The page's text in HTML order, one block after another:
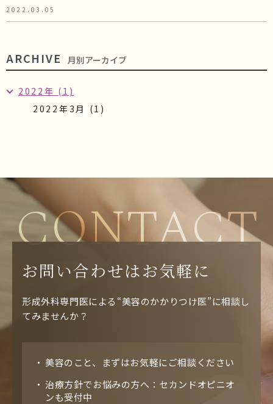
2022.03.05
ARCHIVE 月別アーカイブ
2022年 (1)
2022年3月 (1)
CONTACT
お問い合わせはお気軽に
形成外科専門医による“美容のかかりつけ医”に相談し
てみませんか？
美容のこと、まずはお気軽にご相談ください
治療方針でお悩みの方へ：セカンドオピニオ
ンも受付中